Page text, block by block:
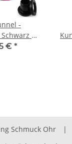
-
-
€ *
Schmuck Ohr
|